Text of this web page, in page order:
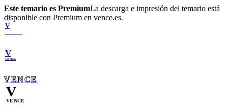
Este temario es PremiumLa descarga e impresión del temario está
disponible con Premium en vence.es.
V
V
VENCE
VENCE
V
VENCE